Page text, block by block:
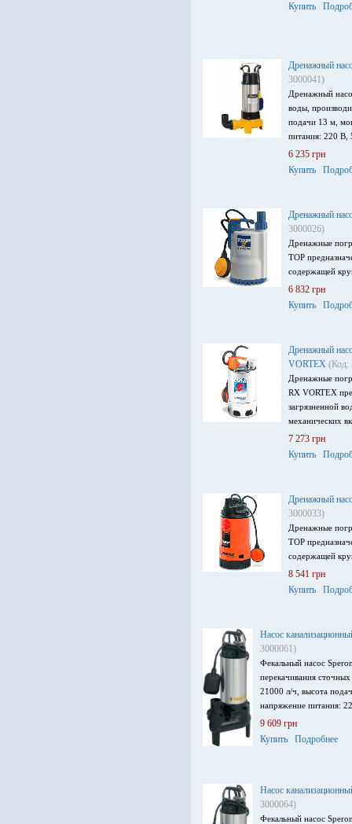
Купить
Дренажный
3000041)
Дренажный
воды,
подачи 13 м,
питания: 220 В,
6 235 грн
Купить
Дренажный
3000026)
Дренажные
TOP
содержащей
6 832 грн
Купить
Дренажный
VORTEX (Код:
Дренажные
RX VORTEX
загрязненной
механических
7 273 грн
Купить
Дренажный
3000033)
Дренажные
TOP
содержащей
8 541 грн
Купить
Насос
3000061)
Фекальный насос
перекачивания
21000 л/ч, высота
напряжение питания:
9 609 грн
Купить
Подробнее
Насос
3000064)
Фекальный насос